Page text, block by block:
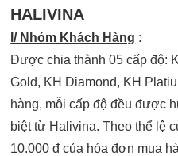
HALIVINA
I/ Nhóm Khách Hàng :
Được chia thành 05 cấp độ:
Gold, KH Diamond, KH
hàng, mỗi cấp độ đều được
biệt từ Halivina. Theo thể lệ
10.000 đ của hóa đơn mua